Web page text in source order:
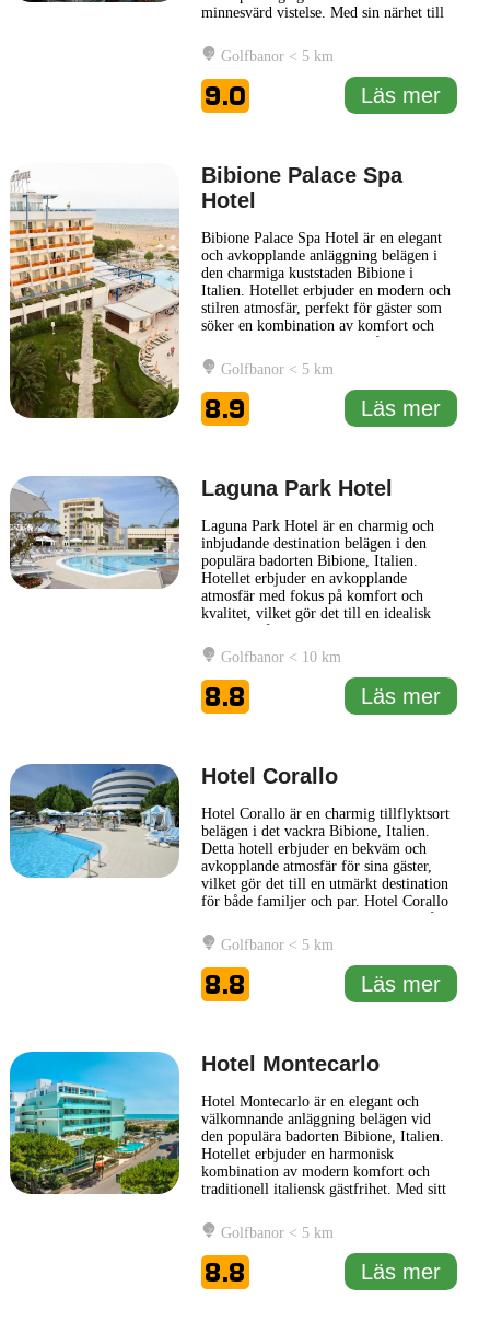
minnesvärd vistelse. Med sin närhet till
Ambassador en idealisk plats för både
familjer och par som söker en trevlig
semester. Hotellet disponerar över
moderna rum som är designade... Läs
mer
Golfbanor < 5 km
9.0 Läs mer
Bibione Palace Spa
Hotel
Bibione Palace Spa Hotel är en elegant
och avkopplande anläggning belägen i
den charmiga kuststaden Bibione i
Italien. Hotellet erbjuder en modern och
stilren atmosfär, perfekt för gäster som
söker en kombination av komfort och
har Bibione Palace en stor spa-avdelning
där besökare kan njuta av olika
behandlingar, inklusive massage och
skönhetsbehandlingar. Hotellet... Läs
mer
Golfbanor < 5 km
8.9 Läs mer
Laguna Park Hotel
Laguna Park Hotel är en charmig och
inbjudande destination belägen i den
populära badorten Bibione, Italien.
Hotellet erbjuder en avkopplande
atmosfär med fokus på komfort och
kvalitet, vilket gör det till en idealisk
kan njuta av en rad bekvämligheter,
inklusive en stor utomhuspool, vilket gör
det möjligt att svalka sig i det varma
italienska klimatet. Rummen... Läs mer
Golfbanor < 10 km
8.8 Läs mer
Hotel Corallo
Hotel Corallo är en charmig tillflyktsort
belägen i det vackra Bibione, Italien.
Detta hotell erbjuder en bekväm och
avkopplande atmosfär för sina gäster,
vilket gör det till en utmärkt destination
för både familjer och par. Hotel Corallo
till den gyllene sandstranden, vilket gör
det lätt för gästerna att njuta av havet
och solen. Rummen på Hotel Corallo
kombinerar
Golfbanor < 5 km
8.8 Läs mer
Hotel Montecarlo
Hotel Montecarlo är en elegant och
välkomnande anläggning belägen vid
den populära badorten Bibione, Italien.
Hotellet erbjuder en harmonisk
kombination av modern komfort och
traditionell italiensk gästfrihet. Med sitt
idealisk plats för både relaxering och för
att utforska de lokala attraktionerna.
Rummen på Hotel Montecarlo är ljusa
och smakfullt inredda,
... Läs mer
Golfbanor < 5 km
8.8 Läs mer